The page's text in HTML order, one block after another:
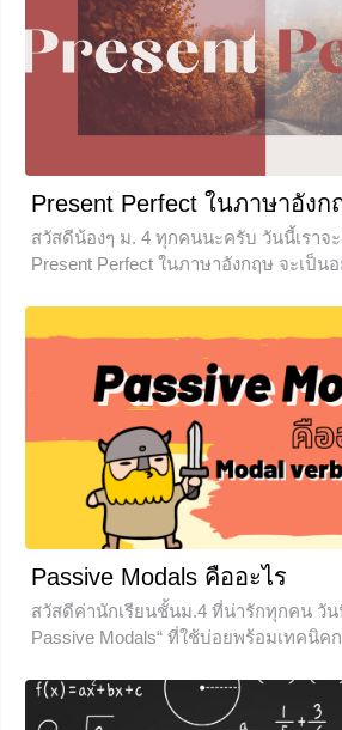
Present Perfect ในภาษาอังก
สวัสดีน้องๆ ม.​ 4 ทุกคนนะครับ วันนี้เราจ
Present Perfect ในภาษาอังกฤษ จะเป็น
+7
Passive Modals คืออะไร
สวัสดีค่านักเรียนชั้นม.4 ที่น่ารักทุกคน วัน
Passive Modals“ ที่ใช้บ่อยพร้อมเทคนิค
ทบทวนเรื่อง Modal verbs หรือ Modal
แล้วจากนั้นเราจะไปลงลึกเรื่อง Passive